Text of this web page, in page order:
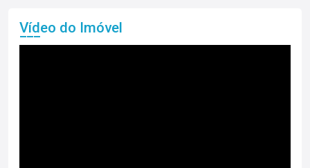
Vídeo do Imóvel